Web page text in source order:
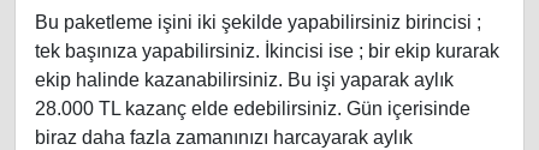
Bu paketleme işini iki şekilde yapabilirsiniz birincisi ;
tek başınıza yapabilirsiniz. İkincisi ise ; bir ekip kurarak
ekip halinde kazanabilirsiniz. Bu işi yaparak aylık
28.000 TL kazanç elde edebilirsiniz. Gün içerisinde
biraz daha fazla zamanınızı harcayarak aylık